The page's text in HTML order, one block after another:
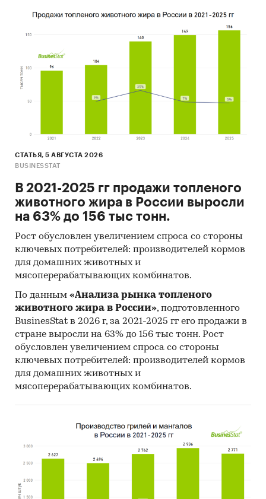
СТАТЬЯ, 5 АВГУСТА 2026
BUSINESSTAT
В 2021-2025 гг продажи топленого
животного жира в России выросли
на 63% до 156 тыс тонн.
Рост обусловлен увеличением спроса со стороны
ключевых потребителей: производителей кормов
для домашних животных и
мясоперерабатывающих комбинатов.
По данным «Анализа рынка топленого
животного жира в России», подготовленного
BusinesStat в 2026 г, за 2021-2025 гг его продажи в
стране выросли на 63% до 156 тыс тонн. Рост
обусловлен увеличением спроса со стороны
ключевых потребителей: производителей кормов
для домашних животных и
мясоперерабатывающих комбинатов.